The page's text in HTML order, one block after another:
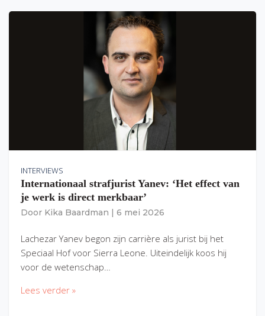
INTERVIEWS
Internationaal strafjurist Yanev: ‘Het effect van
je werk is direct merkbaar’
Door Kika Baardman 6 mei 2026
Lachezar Yanev begon zijn carrière als jurist bij het
Speciaal Hof voor Sierra Leone. Uiteindelijk koos hij
voor de wetenschap…
Lees verder »